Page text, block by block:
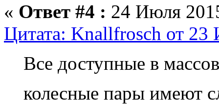
« Ответ #4 : 24 Июля
Цитата: Knallfrosch от
Все доступные в
колесные пары имеют